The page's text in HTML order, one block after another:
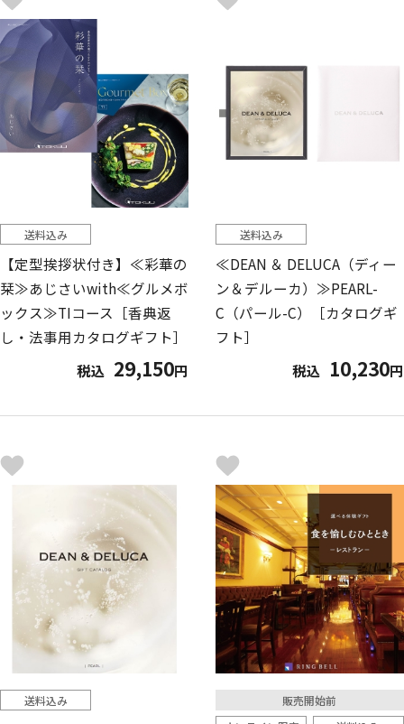
送料込み
【定型挨拶状付き】≪彩華の
栞≫あじさいwith≪グルメボ
ックス≫TIコース［香典返
し・法事用カタログギフト］
税込 29,150円
送料込み
≪DEAN ＆ DELUCA（ディー
ン＆デルーカ）≫PEARL-
C（パール-C）［カタログギ
フト］
税込 10,230円
送料込み
販売開始前